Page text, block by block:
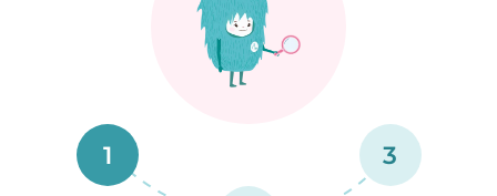
1 3